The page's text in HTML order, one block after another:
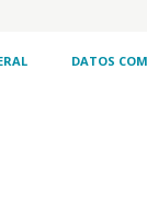
DATOS